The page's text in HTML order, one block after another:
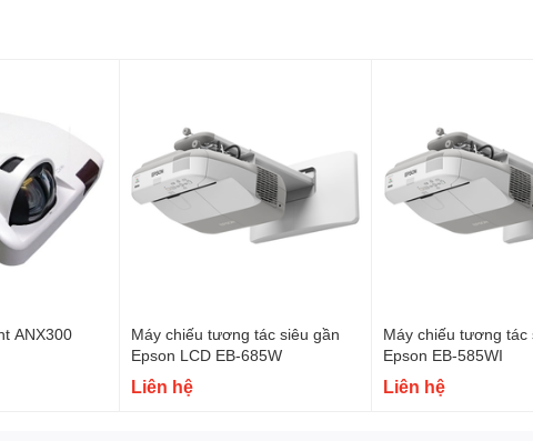
Magix, PKLNS..
hệ:
ANX300
Máy chiếu tương tác siêu gần
Epson LCD EB-685W
Liên hệ
Máy chiếu tương tác
Epson EB-585WI
Liên hệ